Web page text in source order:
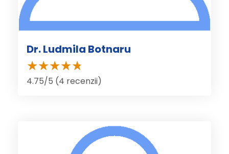
Dr. Ludmila Botnaru
4.75/5 (4 recenzii)